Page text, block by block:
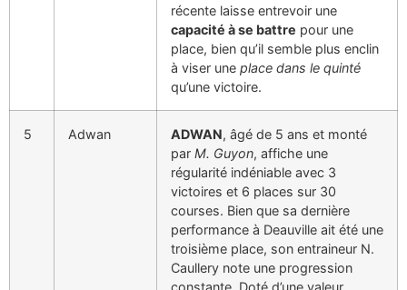
récente laisse entrevoir une
capacité à se battre pour une
place, bien qu’il semble plus enclin
à viser une place dans le quinté
qu’une victoire.
5 Adwan ADWAN, âgé de 5 ans et monté
par M. Guyon, affiche une
régularité indéniable avec 3
victoires et 6 places sur 30
courses. Bien que sa dernière
performance à Deauville ait été une
troisième place, son entraineur N.
Caullery note une progression
constante. Doté d’une valeur